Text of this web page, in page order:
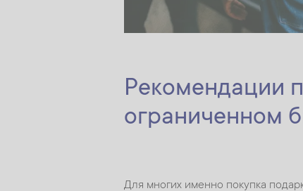
Рекомендации
ограниченном
Для многих именно покупка